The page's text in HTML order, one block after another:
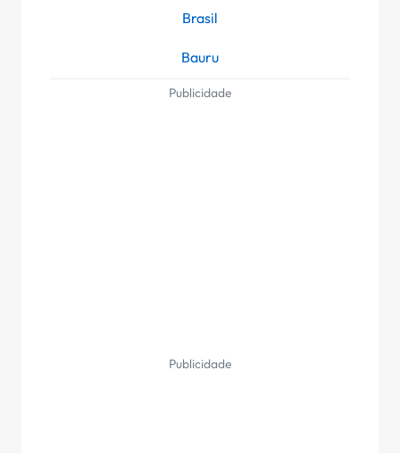
Brasil
Bauru
Publicidade
Publicidade